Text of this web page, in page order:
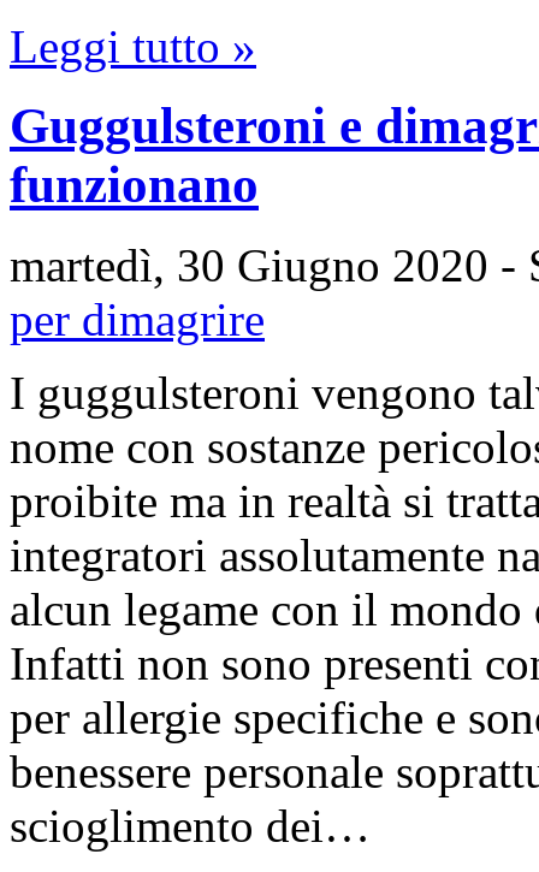
Leggi tutto »
Guggulsteroni e
funzionano
martedì, 30 Giugno 2020 -
per dimagrire
I guggulsteroni vengono
nome con sostanze
proibite ma in realtà si
integratori assolutamente
alcun legame con il
Infatti non sono presenti
per allergie specifiche e
benessere personale
scioglimento dei…